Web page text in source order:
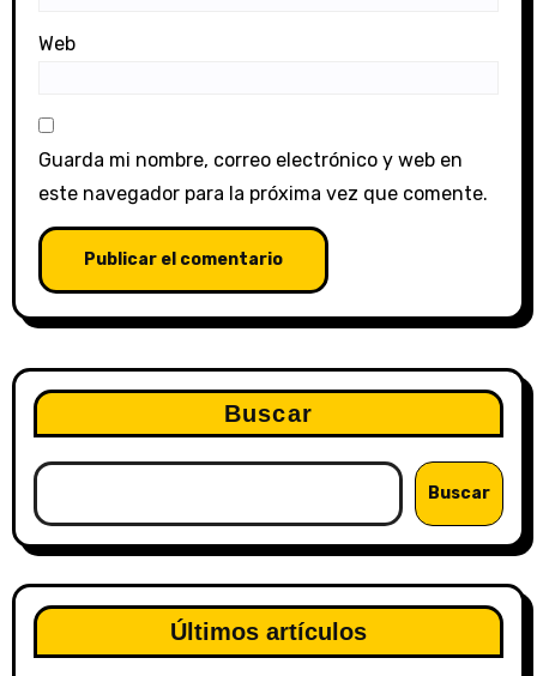
Web
Guarda mi nombre, correo electrónico y web en
este navegador para la próxima vez que comente.
Buscar
Buscar
Últimos artículos